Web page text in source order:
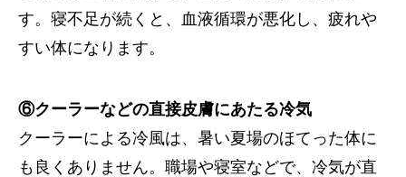
す。寝不足が続くと、血液循環が悪化し、疲れや
すい体になります。
⑥クーラーなどの直接皮膚にあたる冷気
クーラーによる冷風は、暑い夏場のほてった体に
も良くありません。職場や寝室などで、冷気が直